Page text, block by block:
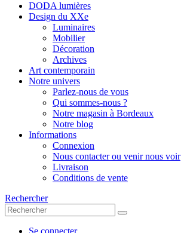
DODA lumières
Design du XXe
Luminaires
Mobilier
Décoration
Archives
Art contemporain
Notre univers
Parlez-nous de vous
Qui sommes-nous ?
Notre magasin à Bordeaux
Notre blog
Informations
Connexion
Nous contacter ou venir nous voir
Livraison
Conditions de vente
Rechercher
Se connecter